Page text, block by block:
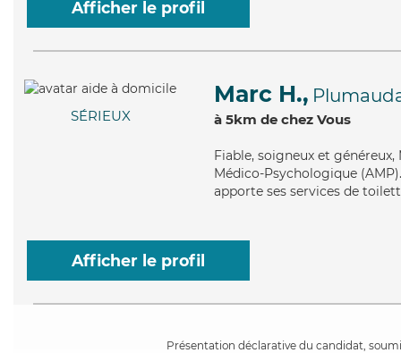
Afficher le profil
SÉRIEUX
Marc H.,
à 5km de chez Vous
Fiable, soigneux et
Médico-Psychologique
apporte ses services de
Afficher le profil
Présentation déclarative du candidat,